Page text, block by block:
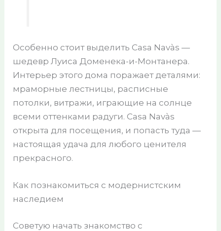
Особенно стоит выделить Casa Navàs —
шедевр Луиса Доменека-и-Монтанера.
Интерьер этого дома поражает деталями:
мраморные лестницы, расписные
потолки, витражи, играющие на солнце
всеми оттенками радуги. Casa Navàs
открыта для посещения, и попасть туда —
настоящая удача для любого ценителя
прекрасного.
Как познакомиться с модернистским
наследием
Советую начать знакомство с